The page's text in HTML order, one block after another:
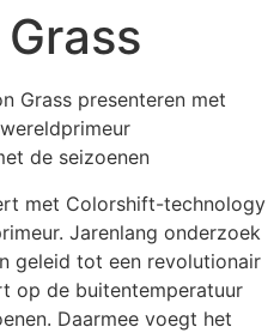
Grass presenteren met
de seizoenen
met Colorshift-technology
Jarenlang onderzoek
geleid tot een revolutionair
op de buitentemperatuur
Daarmee voegt het